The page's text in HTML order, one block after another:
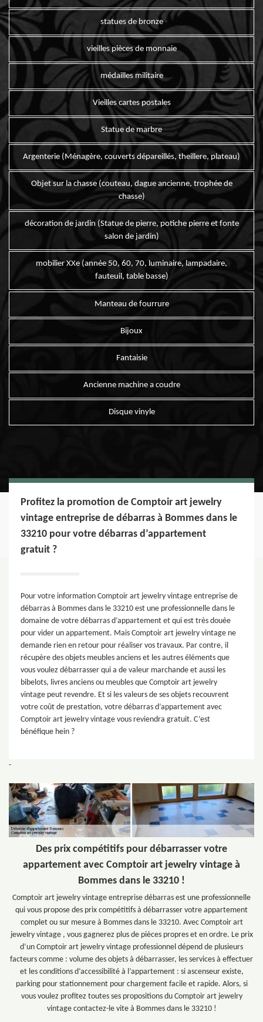
statues de bronze
vieilles pièces de monnaie
médailles militaire
Vieilles cartes postales
Statue de marbre
Argenterie (Ménagère, couverts dépareillés, theillere, plateau)
Objet sur la chasse (couteau, dague ancienne, trophée de
chasse)
décoration de jardin (Statue de pierre, potiche pierre et fonte
salon de jardin)
mobilier XXe (année 50, 60, 70, luminaire, lampadaire,
fauteuil, table basse)
Manteau de fourrure
Bijoux
Fantaisie
Ancienne machine a coudre
Disque vinyle
Profitez la promotion de Comptoir art jewelry
vintage entreprise de débarras à Bommes dans le
33210 pour votre débarras d’appartement
gratuit ?
Pour votre information Comptoir art jewelry vintage entreprise de
débarras à Bommes dans le 33210 est une professionnelle dans le
domaine de votre débarras d’appartement et qui est très douée
pour vider un appartement. Mais Comptoir art jewelry vintage ne
demande rien en retour pour réaliser vos travaux. Par contre, il
récupère des objets meubles anciens et les autres éléments que
vous voulez débarrasser qui a de valeur marchande et aussi les
bibelots, livres anciens ou meubles que Comptoir art jewelry
vintage peut revendre. Et si les valeurs de ses objets recouvrent
votre coût de prestation, votre débarras d’appartement avec
Comptoir art jewelry vintage vous reviendra gratuit. C’est
bénéfique hein ?
-
Des prix compétitifs pour débarrasser votre
appartement avec Comptoir art jewelry vintage à
Bommes dans le 33210 !
Comptoir art jewelry vintage entreprise débarras est une professionnelle
qui vous propose des prix compétitifs à débarrasser votre appartement
complet ou sur mesure à Bommes dans le 33210. Avec Comptoir art
jewelry vintage , vous gagnerez plus de pièces propres et en ordre. Le prix
d’un Comptoir art jewelry vintage professionnel dépend de plusieurs
facteurs comme : volume des objets à débarrasser, les services à effectuer
et les conditions d’accessibilité à l’appartement : si ascenseur existe,
parking pour stationnement pour chargement facile et rapide. Alors, si
vous voulez profitez toutes ses propositions du Comptoir art jewelry
vintage contactez-le vite à Bommes dans le 33210 !